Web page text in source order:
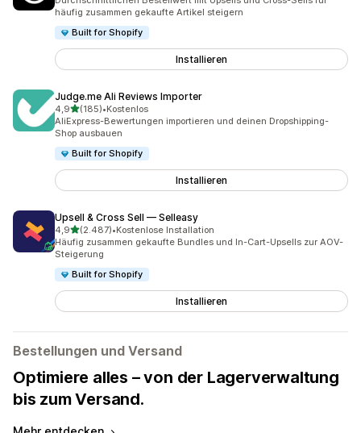
häufig zusammen gekaufte Artikel steigern
Built for Shopify
Installieren
Judge.me Ali Reviews Importer
4,9von 5 Sternen
(185)
185 Rezensionen insgesamt
•Kostenlos
AliExpress-Bewertungen importieren und deinen Dropshipping-
Shop ausbauen
Built for Shopify
Installieren
Upsell & Cross Sell — Selleasy
4,9von 5 Sternen
(2.487)
2487 Rezensionen insgesamt
•Kostenlose Installation
Häufig zusammen gekaufte Bundles und In-Cart-Upsells zur AOV-
Steigerung
Built for Shopify
Installieren
Bestellungen und Versand
Optimiere alles – von der Lagerverwaltung
bis zum Versand.